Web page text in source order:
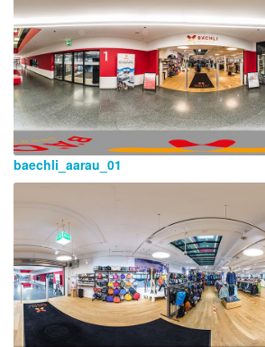
baechli_aarau_01